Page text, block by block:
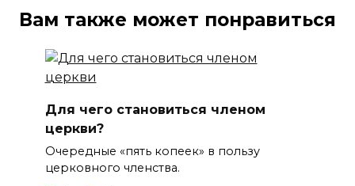
Вам также может понравиться
Для чего становиться членом
церкви?
Очередные «пять копеек» в пользу
церковного членства.